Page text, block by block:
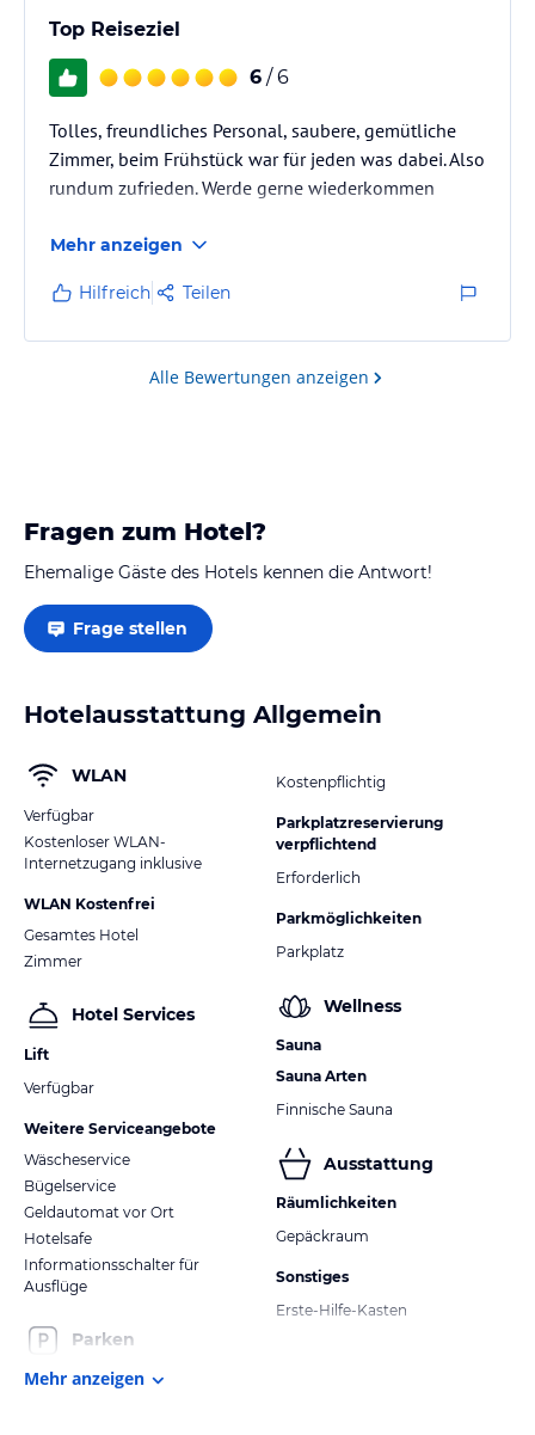
Top Reiseziel
6 / 6
Tolles, freundliches Personal, saubere, gemütliche
Zimmer, beim Frühstück war für jeden was dabei. Also
rundum zufrieden. Werde gerne wiederkommen
Mehr anzeigen
Hilfreich Teilen
Alle Bewertungen anzeigen
Fragen zum Hotel?
Ehemalige Gäste des Hotels kennen die Antwort!
Frage stellen
Hotelausstattung Allgemein
WLAN
Verfügbar
Kostenloser WLAN-
Internetzugang inklusive
WLAN Kostenfrei
Gesamtes Hotel
Zimmer
Hotel Services
Lift
Verfügbar
Weitere Serviceangebote
Wäscheservice
Bügelservice
Geldautomat vor Ort
Hotelsafe
Informationsschalter für
Ausflüge
Parken
Kostenpflichtig
Parkplatzreservierung
verpflichtend
Erforderlich
Parkmöglichkeiten
Parkplatz
Wellness
Sauna
Sauna Arten
Finnische Sauna
Ausstattung
Räumlichkeiten
Gepäckraum
Sonstiges
Erste-Hilfe-Kasten
Mehr anzeigen